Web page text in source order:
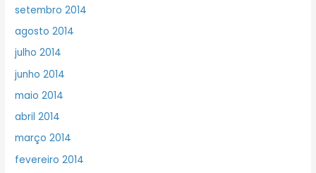
setembro 2014
agosto 2014
julho 2014
junho 2014
maio 2014
abril 2014
março 2014
fevereiro 2014